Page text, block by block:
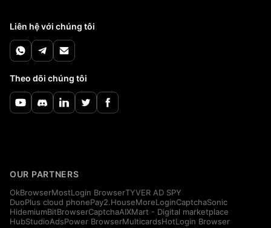
Liên hệ với chúng tôi
Theo dõi chúng tôi
OUR PARTNERS
OkBrowserMostLogin BrowserTYVER AD SPY
DuoPlus cloud phonePay2.HouseMoreLoginCaptchaSonic
HidemiumBitBrowserCaptchaAIXMart - Digital marketplace
HubStudioAdsPower BrowserMulticardsHotLogin Browser